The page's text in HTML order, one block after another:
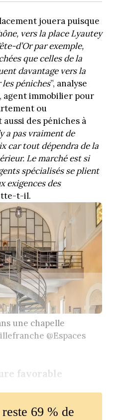
jouera puisque
vers la place Lyautey
d’Or par exemple,
que celles de la
davantage vers la
péniches”, analyse
agent immobilier pour
ou
des péniches à
a pas vraiment de
car tout dépendra de la
Le marché est si
spécialisés se plient
exigences des
t-il.
une chapelle
@Espaces
favorable
69 % de